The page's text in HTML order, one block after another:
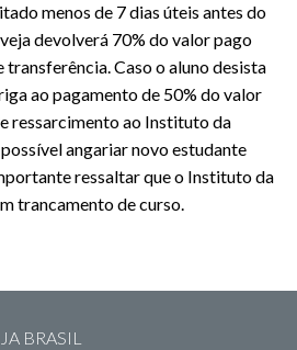
menos de 7 dias úteis antes do
devolverá 70% do valor pago
transferência. Caso o aluno desista
ao pagamento de 50% do valor
ressarcimento ao Instituto da
angariar novo estudante
ressaltar que o Instituto da
trancamento de curso.
BRASIL